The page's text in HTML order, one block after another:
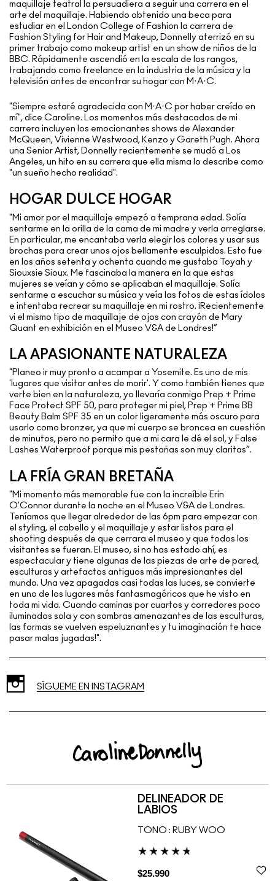
maquillaje teatral la persuadiera a seguir una carrera en el
arte del maquillaje. Habiendo obtenido una beca para
estudiar en el London College of Fashion la carrera de
Fashion Styling for Hair and Makeup, Donnelly aterrizó en su
primer trabajo como makeup artist en un show de niños de la
BBC. Rápidamente ascendió en la escala de los rangos,
trabajando como freelance en la industria de la música y la
televisión antes de encontrar su hogar con M·A·C.
"Siempre estaré agradecida con M·A·C por haber creído en
mí", dice Caroline. Los momentos más destacados de mi
carrera incluyen los emocionantes shows de Alexander
McQueen, Vivienne Westwood, Kenzo y Gareth Pugh. Ahora
una Senior Artist, Donnelly recientemente se mudó a Los
Angeles, un hito en su carrera que ella misma lo describe como
"un sueño hecho realidad".
HOGAR DULCE HOGAR
"Mi amor por el maquillaje empezó a temprana edad. Solía
sentarme en la orilla de la cama de mi madre y verla arreglarse.
En particular, me encantaba verla elegir los colores y usar sus
brochas para crear unos ojos bellamente esculpidos. Esto fue
en los años setenta y ochenta cuando me gustaba Toyah y
Siouxsie Sioux. Me fascinaba la manera en la que estas
mujeres se veían y cómo se aplicaban el maquillaje. Solía
sentarme a escuchar su música y veía las fotos de estas ídolos
e intentaba recrear su maquillaje en mi rostro. ¡Recientemente
vi el mismo tipo de maquillaje de ojos con crayón de Mary
Quant en exhibición en el Museo V&A de Londres!”
LA APASIONANTE NATURALEZA
"Planeo ir muy pronto a acampar a Yosemite. Es uno de mis
'lugares que visitar antes de morir'. Y como también tienes que
verte bien en la naturaleza, yo llevaría conmigo Prep + Prime
Face Protect SPF 50, para proteger mi piel, Prep + Prime BB
Beauty Balm SPF 35 en un color ligeramente más oscuro para
usarlo como bronzer, ya que mi cuerpo se broncea en cuestión
de minutos, pero no permito que a mi cara le dé el sol, y False
Lashes Waterproof porque mis pestañas son muy claritas”.
LA FRÍA GRAN BRETAÑA
"Mi momento más memorable fue con la increíble Erin
O'Connor durante la noche en el Museo V&A de Londres.
Teníamos que llegar alrededor de las 6pm para empezar con
el styling, el cabello y el maquillaje y estar listos para el
shooting después de que cerrara el museo y que todos los
visitantes se fueran. El museo, si no has estado ahí, es
espectacular y tiene algunas de las piezas de arte de pared,
esculturas y artefactos antiguos más impresionantes del
mundo. Una vez apagadas casi todas las luces, se convierte
en uno de los lugares más fantasmagóricos que he visto en
toda mi vida. Cuando caminas por cuartos y corredores poco
iluminados sola y con sombras amenazantes de las esculturas,
las formas se vuelven espeluznantes y tu imaginación te hace
pasar malas jugadas!".
SÍGUEME EN INSTAGRAM
DELINEADOR DE
LABIOS
TONO : RUBY WOO
$25.990